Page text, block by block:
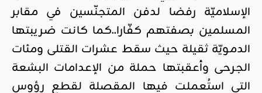
الإسلاميّة رفضا لدفن المتجنّسين في مقابر
المسلمين بصفتهم كفّارا..كما كانت ضريبتها
الدمويّة ثقيلة حيث سقط عشرات القتلى ومئات
الجرحى وأعقبتها حملة من الإعدامات البشعة
التي استُعملت فيها المقصلة لقطع رؤوس